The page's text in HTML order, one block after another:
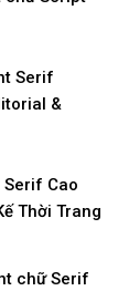
Serif
&
Serif Cao
Thời Trang
chữ Serif